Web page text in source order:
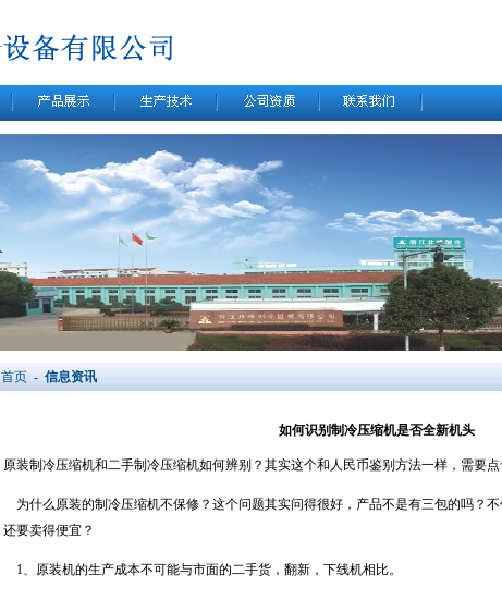
首页 - 信息资讯
如何识别制冷压缩机是否全新机头
原装制冷压缩机和二手制冷压缩机如何辨别？其实这个和人民币鉴别方法一样，需要点
为什么原装的制冷压缩机不保修？这个问题其实问得很好，产品不是有三包的吗？
还要卖得便宜？
1、原装机的生产成本不可能与市面的二手货，翻新，下线机相比。